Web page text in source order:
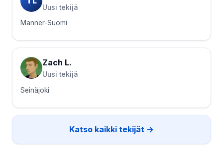
Uusi tekijä
Manner-Suomi
Zach L.
Uusi tekijä
Seinäjoki
Katso kaikki tekijät →